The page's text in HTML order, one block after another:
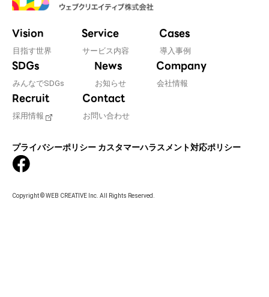
Vision
目指す世界
Service
サービス内容
Cases
導入事例
SDGs
みんなでSDGs
News
お知らせ
Company
会社情報
Recruit
採用情報
Contact
お問い合わせ
プライバシーポリシー カスタマーハラスメント対応ポリシー
Copyright © WEB CREATIVE Inc. All Rights Reserved.